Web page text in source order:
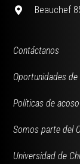
Beauchef
Contáctanos
Oportunidades
Políticas de
Somos parte del
Universidad de